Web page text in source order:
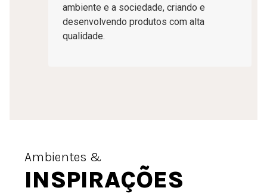
ambiente e a sociedade, criando e
desenvolvendo produtos com alta
qualidade.
Ambientes &
INSPIRAÇÕES